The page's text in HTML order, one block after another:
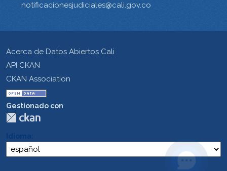
notificacionesjudiciales@cali.gov.co
Acerca de Datos Abiertos Cali
API CKAN
CKAN Association
Gestionado con